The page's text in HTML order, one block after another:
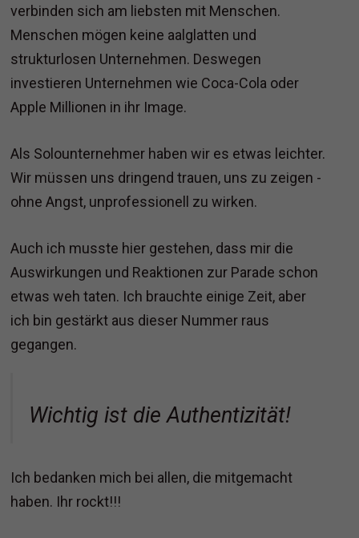
verbinden sich am liebsten mit Menschen.
Menschen mögen keine aalglatten und
strukturlosen Unternehmen. Deswegen
investieren Unternehmen wie Coca-Cola oder
Apple Millionen in ihr Image.
Als Solounternehmer haben wir es etwas leichter.
Wir müssen uns dringend trauen, uns zu zeigen -
ohne Angst, unprofessionell zu wirken.
Auch ich musste hier gestehen, dass mir die
Auswirkungen und Reaktionen zur Parade schon
etwas weh taten. Ich brauchte einige Zeit, aber
ich bin gestärkt aus dieser Nummer raus
gegangen.
Wichtig ist die Authentizität!
Ich bedanken mich bei allen, die mitgemacht
haben. Ihr rockt!!!